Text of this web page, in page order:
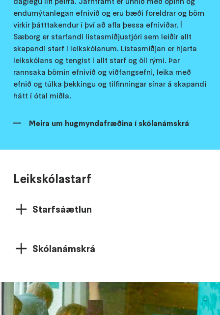
endurnýtanlegan efnivið og eru bæði foreldrar og börn
virkir þátttakendur í því að afla þessa efniviðar. Í
Sæborg er starfandi listasmiðjustjóri sem leiðir allt
skapandi starf í leikskólanum. Listasmiðjan er hjarta
leikskólans og tengist í allt starf og öll rými. Þar
rannsaka börnin efnivið og viðfangsefni, leika með
efnið og túlka þekkingu og tilfinningar sínar á skapandi
hátt í ótal miðla.
Meira um hugmyndafræðina í skólanámskrá
Leikskólastarf
Starfsáætlun
Skólanámskrá